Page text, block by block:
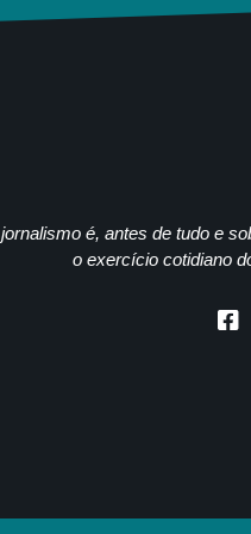
jornalismo é, antes de tudo e
o exercício cotidiano